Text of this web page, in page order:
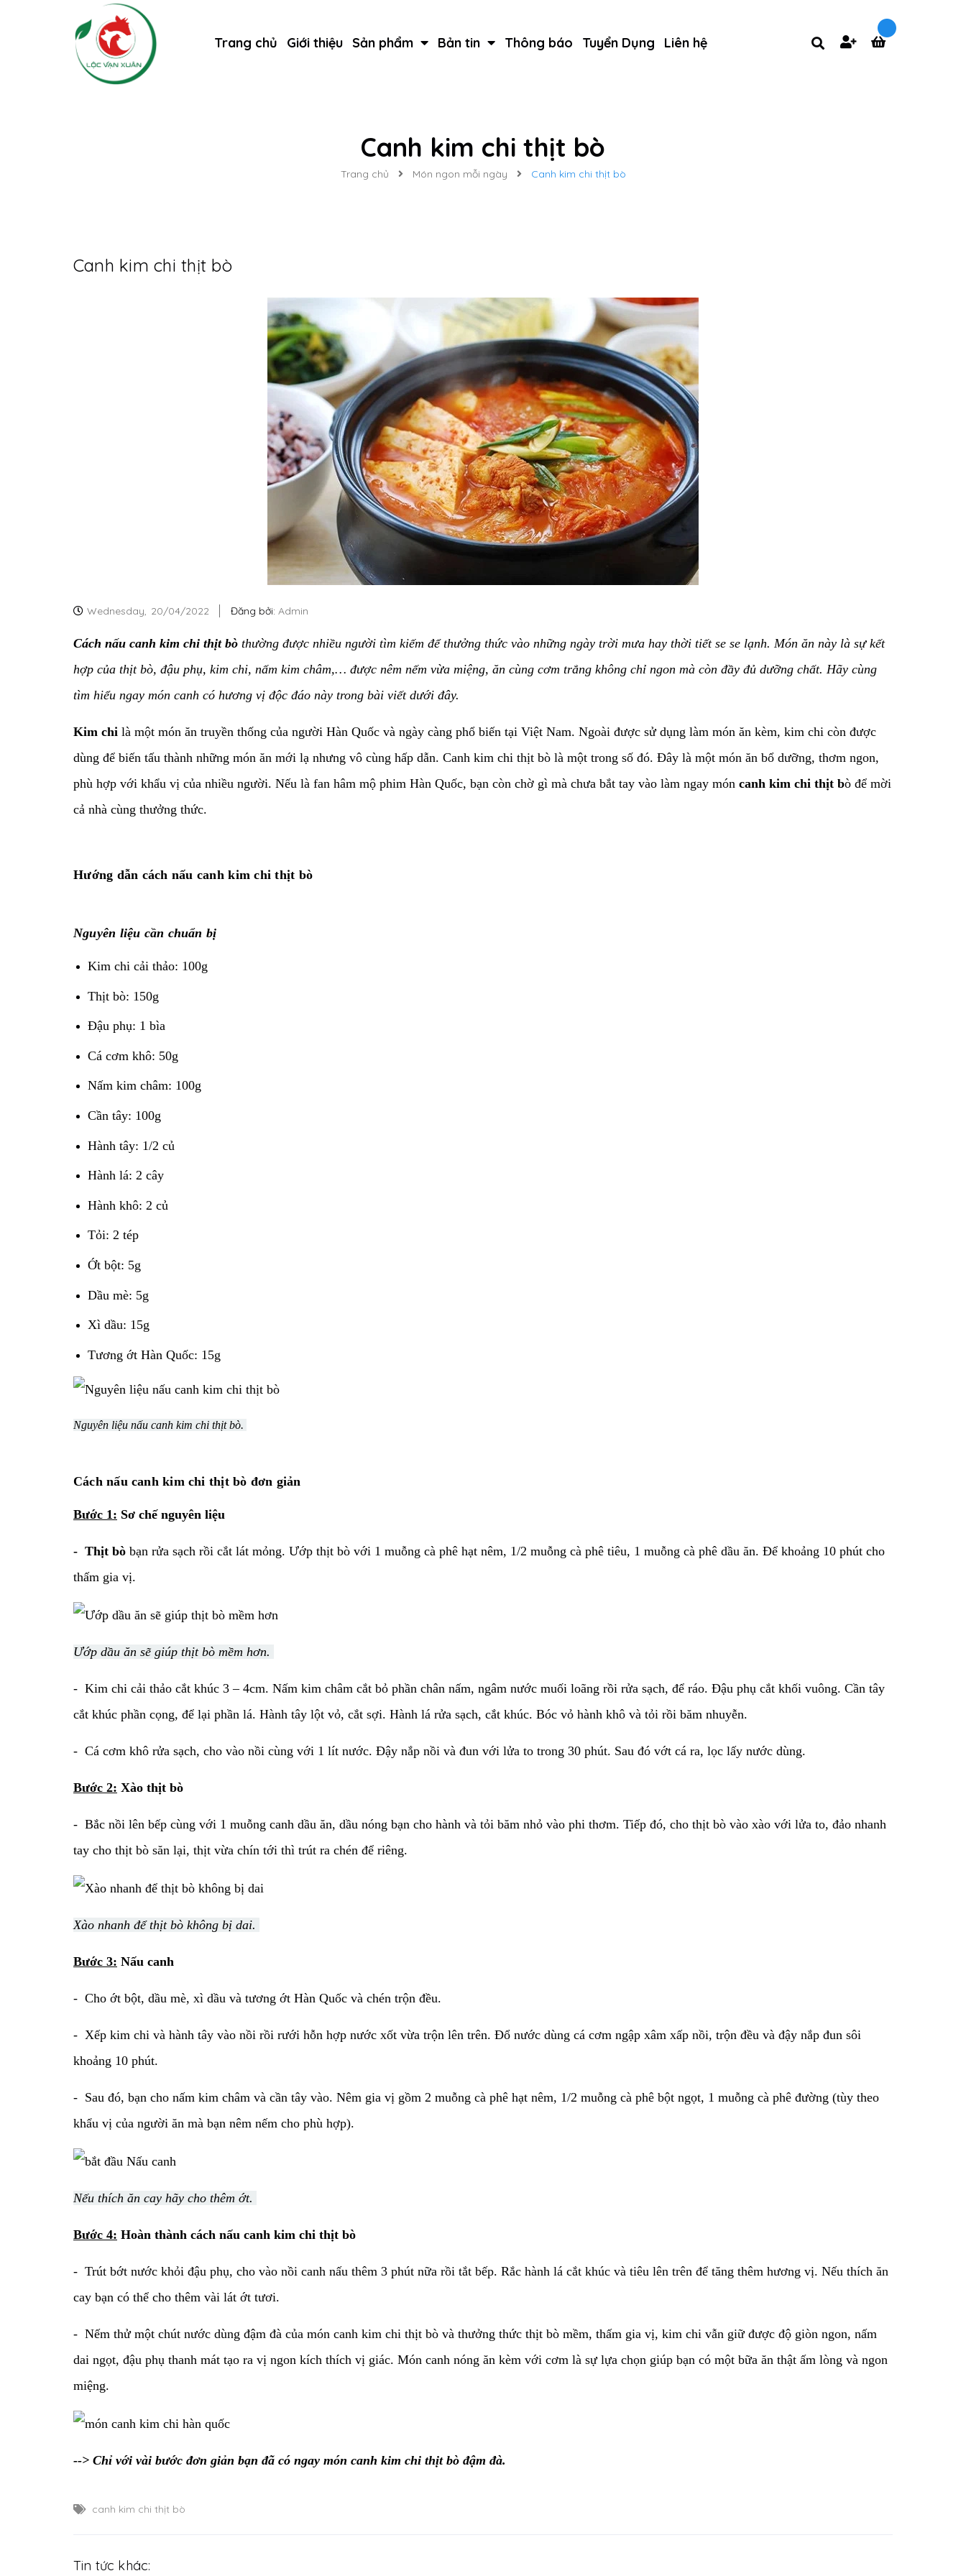
Trang chủ Giới thiệu Sản phẩm Bản tin Thông báo Tuyển Dụng Liên hệ
Canh kim chi thịt bò
Trang chủ Món ngon mỗi ngày Canh kim chi thịt bò
Canh kim chi thịt bò
Wednesday, 20/04/2022 Đăng bởi: Admin
Cách nấu canh kim chi thịt bò thường được nhiều người tìm kiếm để thưởng thức vào những ngày trời mưa hay thời tiết se se lạnh. Món ăn này là sự kết
hợp của thịt bò, đậu phụ, kim chi, nấm kim châm,… được nêm nếm vừa miệng, ăn cùng cơm trắng không chỉ ngon mà còn đầy đủ dưỡng chất. Hãy cùng
tìm hiểu ngay món canh có hương vị độc đáo này trong bài viết dưới đây.
Kim chi là một món ăn truyền thống của người Hàn Quốc và ngày càng phổ biến tại Việt Nam. Ngoài được sử dụng làm món ăn kèm, kim chi còn được
dùng để biến tấu thành những món ăn mới lạ nhưng vô cùng hấp dẫn. Canh kim chi thịt bò là một trong số đó. Đây là một món ăn bổ dưỡng, thơm ngon,
phù hợp với khẩu vị của nhiều người. Nếu là fan hâm mộ phim Hàn Quốc, bạn còn chờ gì mà chưa bắt tay vào làm ngay món canh kim chi thịt bò để mời
cả nhà cùng thưởng thức.
Hướng dẫn cách nấu canh kim chi thịt bò
Nguyên liệu cần chuẩn bị
Kim chi cải thảo: 100g
Thịt bò: 150g
Đậu phụ: 1 bìa
Cá cơm khô: 50g
Nấm kim châm: 100g
Cần tây: 100g
Hành tây: 1/2 củ
Hành lá: 2 cây
Hành khô: 2 củ
Tỏi: 2 tép
Ớt bột: 5g
Dầu mè: 5g
Xì dầu: 15g
Tương ớt Hàn Quốc: 15g
Nguyên liệu nấu canh kim chi thịt bò.
Cách nấu canh kim chi thịt bò đơn giản
Bước 1: Sơ chế nguyên liệu
- Thịt bò bạn rửa sạch rồi cắt lát mỏng. Ướp thịt bò với 1 muỗng cà phê hạt nêm, 1/2 muỗng cà phê tiêu, 1 muỗng cà phê dầu ăn. Để khoảng 10 phút cho
thấm gia vị.
Ướp dầu ăn sẽ giúp thịt bò mềm hơn.
- Kim chi cải thảo cắt khúc 3 – 4cm. Nấm kim châm cắt bỏ phần chân nấm, ngâm nước muối loãng rồi rửa sạch, để ráo. Đậu phụ cắt khối vuông. Cần tây
cắt khúc phần cọng, để lại phần lá. Hành tây lột vỏ, cắt sợi. Hành lá rửa sạch, cắt khúc. Bóc vỏ hành khô và tỏi rồi băm nhuyễn.
- Cá cơm khô rửa sạch, cho vào nồi cùng với 1 lít nước. Đậy nắp nồi và đun với lửa to trong 30 phút. Sau đó vớt cá ra, lọc lấy nước dùng.
Bước 2: Xào thịt bò
- Bắc nồi lên bếp cùng với 1 muỗng canh dầu ăn, dầu nóng bạn cho hành và tỏi băm nhỏ vào phi thơm. Tiếp đó, cho thịt bò vào xào với lửa to, đảo nhanh
tay cho thịt bò săn lại, thịt vừa chín tới thì trút ra chén để riêng.
Xào nhanh để thịt bò không bị dai.
Bước 3: Nấu canh
- Cho ớt bột, dầu mè, xì dầu và tương ớt Hàn Quốc và chén trộn đều.
- Xếp kim chi và hành tây vào nồi rồi rưới hỗn hợp nước xốt vừa trộn lên trên. Đổ nước dùng cá cơm ngập xâm xấp nồi, trộn đều và đậy nắp đun sôi
khoảng 10 phút.
- Sau đó, bạn cho nấm kim châm và cần tây vào. Nêm gia vị gồm 2 muỗng cà phê hạt nêm, 1/2 muỗng cà phê bột ngọt, 1 muỗng cà phê đường (tùy theo
khẩu vị của người ăn mà bạn nêm nếm cho phù hợp).
Nếu thích ăn cay hãy cho thêm ớt.
Bước 4: Hoàn thành cách nấu canh kim chi thịt bò
- Trút bớt nước khỏi đậu phụ, cho vào nồi canh nấu thêm 3 phút nữa rồi tắt bếp. Rắc hành lá cắt khúc và tiêu lên trên để tăng thêm hương vị. Nếu thích ăn
cay bạn có thể cho thêm vài lát ớt tươi.
- Nếm thử một chút nước dùng đậm đà của món canh kim chi thịt bò và thưởng thức thịt bò mềm, thấm gia vị, kim chi vẫn giữ được độ giòn ngon, nấm
dai ngọt, đậu phụ thanh mát tạo ra vị ngon kích thích vị giác. Món canh nóng ăn kèm với cơm là sự lựa chọn giúp bạn có một bữa ăn thật ấm lòng và ngon
miệng.
--> Chỉ với vài bước đơn giản bạn đã có ngay món canh kim chi thịt bò đậm đà.
canh kim chi thịt bò
Tin tức khác: